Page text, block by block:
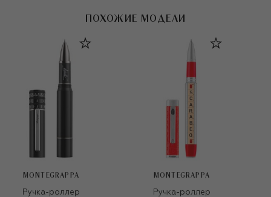
ПОХОЖИЕ МОДЕЛИ
MONTEGRAPPA
Ручка-роллер
MONTEGRAPPA
Ручка-роллер